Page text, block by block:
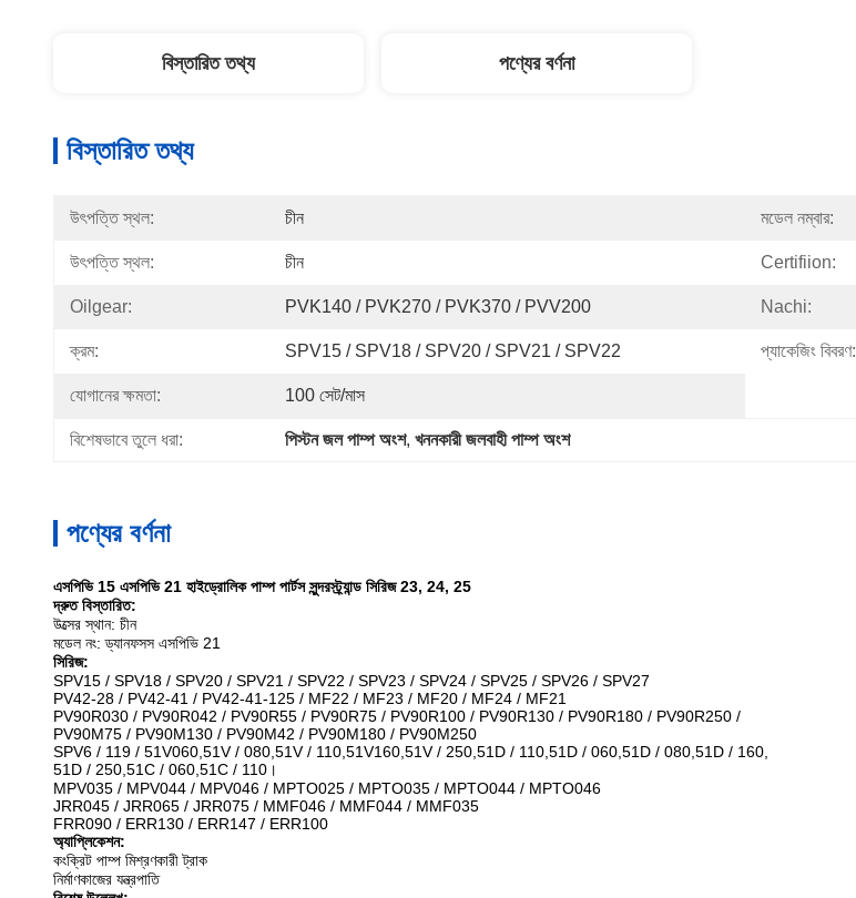
বিস্তারিত তথ্য পণ্যের বর্ণনা
বিস্তারিত তথ্য
উৎপত্তি স্থল: চীন মডেল নম্বার:
উৎপত্তি স্থল: চীন Certifiion:
Oilgear: PVK140 / PVK270 / PVK370 / PVV200 Nachi:
ক্রম: SPV15 / SPV18 / SPV20 / SPV21 / SPV22 প্যাকেজিং বিবরণ:
যোগানের ক্ষমতা: 100 সেট/মাস
বিশেষভাবে তুলে ধরা: পিস্টন জল পাম্প অংশ, খননকারী জলবাহী পাম্প অংশ
পণ্যের বর্ণনা
এসপিভি 15 এসপিভি 21 হাইড্রোলিক পাম্প পার্টস সুন্দরস্ট্র্যান্ড সিরিজ 23, 24, 25
দ্রুত বিস্তারিত:
উত্সের স্থান: চীন
মডেল নং: ড্যানফসস এসপিভি 21
সিরিজ:
SPV15 / SPV18 / SPV20 / SPV21 / SPV22 / SPV23 / SPV24 / SPV25 / SPV26 / SPV27
PV42-28 / PV42-41 / PV42-41-125 / MF22 / MF23 / MF20 / MF24 / MF21
PV90R030 / PV90R042 / PV90R55 / PV90R75 / PV90R100 / PV90R130 / PV90R180 / PV90R250 /
PV90M75 / PV90M130 / PV90M42 / PV90M180 / PV90M250
SPV6 / 119 / 51V060,51V / 080,51V / 110,51V160,51V / 250,51D / 110,51D / 060,51D / 080,51D / 160,
51D / 250,51C / 060,51C / 110।
MPV035 / MPV044 / MPV046 / MPTO025 / MPTO035 / MPTO044 / MPTO046
JRR045 / JRR065 / JRR075 / MMF046 / MMF044 / MMF035
FRR090 / ERR130 / ERR147 / ERR100
অ্যাপ্লিকেশন:
কংক্রিট পাম্প মিশ্রণকারী ট্রাক
নির্মাণকাজের যন্ত্রপাতি